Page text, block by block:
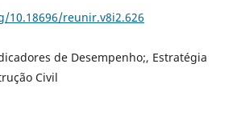
10.18696/reunir.v8i2.626
de Desempenho;, Estratégia
Civil